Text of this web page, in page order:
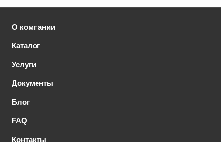
О компании
Каталог
Услуги
Документы
Блог
FAQ
Контакты